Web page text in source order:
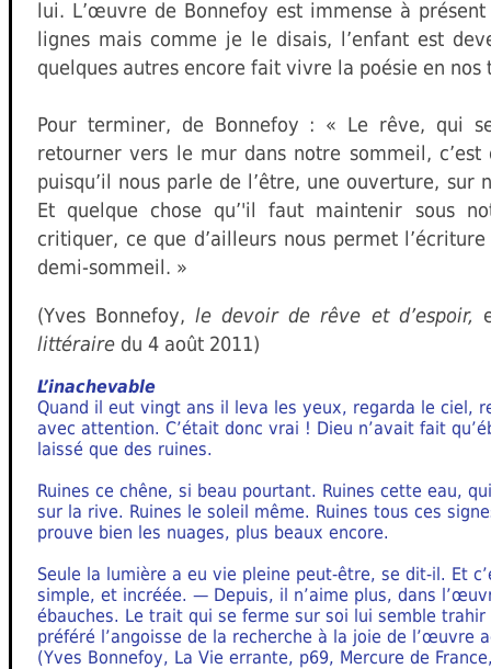
lui. L’œuvre de Bonnefoy est immense à
lignes mais comme je le disais, l’enfant est
quelques autres encore fait vivre la poésie en nos
Pour terminer, de Bonnefoy : « Le rêve, qui
retourner vers le mur dans notre sommeil,
puisqu’il nous parle de l’être, une ouverture, sur
Et quelque chose qu’'il faut maintenir sous
critiquer, ce que d’ailleurs nous permet
demi-sommeil. »
(Yves Bonnefoy,le devoir de rêve et d’espoir,
littéraire du 4 août 2011)
L’inachevable
Quand il eut vingt ans il leva les yeux, regarda le ciel,
avec attention. C’était donc vrai ! Dieu n’avait fait
laissé que des ruines.
Ruines ce chêne, si beau pourtant. Ruines cette eau,
sur la rive. Ruines le soleil même. Ruines tous ces
prouve bien les nuages, plus beaux encore.
Seule la lumière a eu vie pleine peut-être, se dit-il. Et
simple, et incréée. — Depuis, il n’aime plus, dans
ébauches. Le trait qui se ferme sur soi lui semble
préféré l’angoisse de la recherche à la joie de l’œuvre
(Yves Bonnefoy, La Vie errante, p69, Mercure de